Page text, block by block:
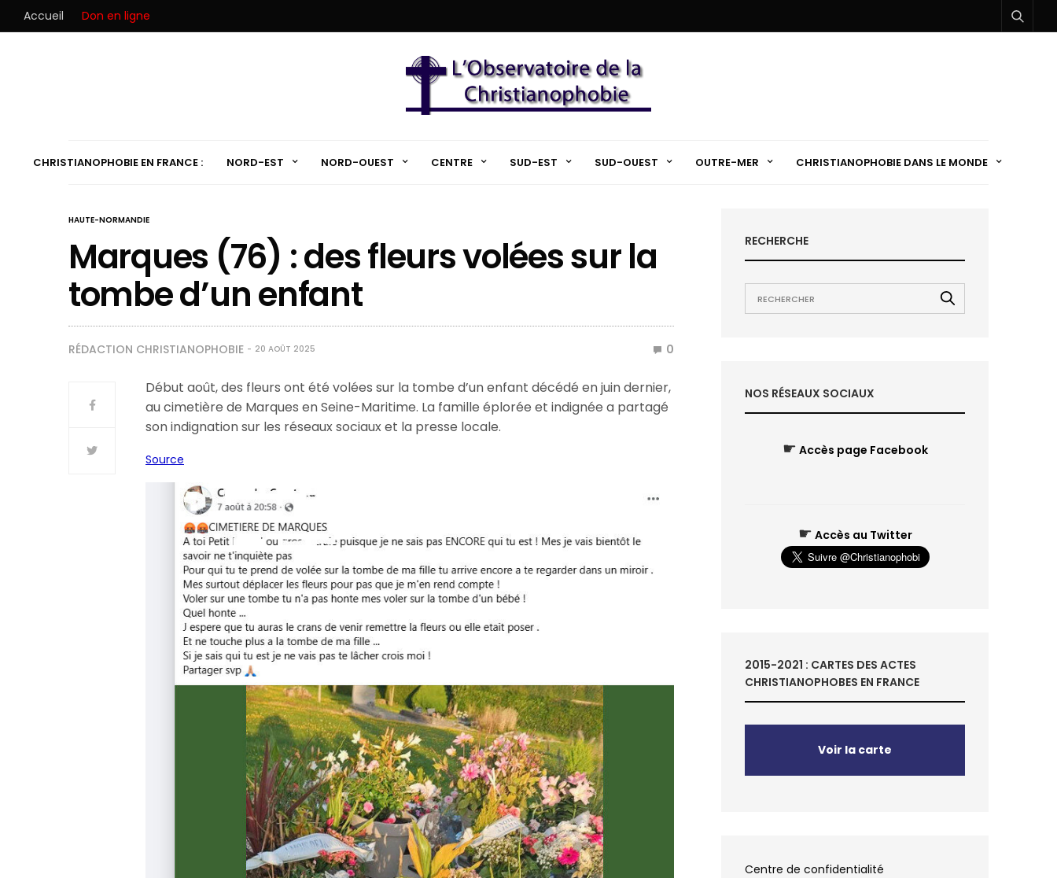
Accueil Don en ligne
CHRISTIANOPHOBIE EN FRANCE : NORD-EST NORD-OUEST CENTRE SUD-EST SUD-OUEST OUTRE-MER CHRISTIANOPHOBIE DANS LE MONDE
HAUTE-NORMANDIE
Marques (76) : des fleurs volées sur la
tombe d’un enfant
RÉDACTION CHRISTIANOPHOBIE 20 AOÛT 2025 0
Début août, des fleurs ont été volées sur la tombe d’un enfant décédé en juin dernier,
au cimetière de Marques en Seine-Maritime. La famille éplorée et indignée a partagé
son indignation sur les réseaux sociaux et la presse locale.
Source
RECHERCHE
NOS RÉSEAUX SOCIAUX
☛ Accès page Facebook
☛ Accès au Twitter
2015-2021 : CARTES DES ACTES
CHRISTIANOPHOBES EN FRANCE
Voir la carte
Centre de confidentialité